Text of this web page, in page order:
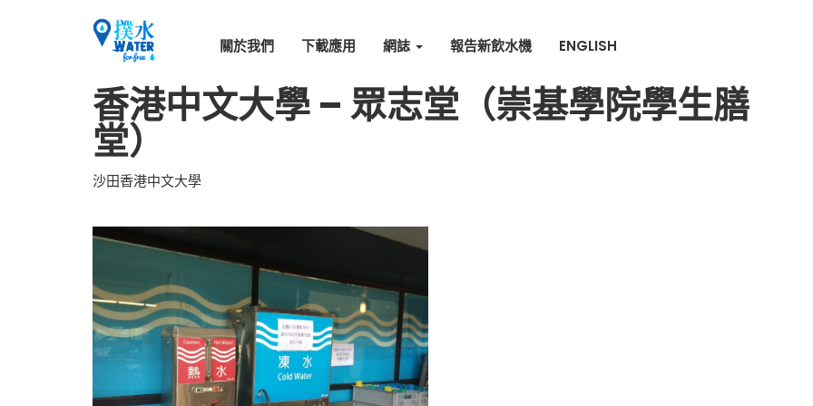
關於我們 下載應用 網誌 報告新飲水機 ENGLISH
香港中文大學 – 眾志堂（崇基學院學生膳
堂）
沙田香港中文大學